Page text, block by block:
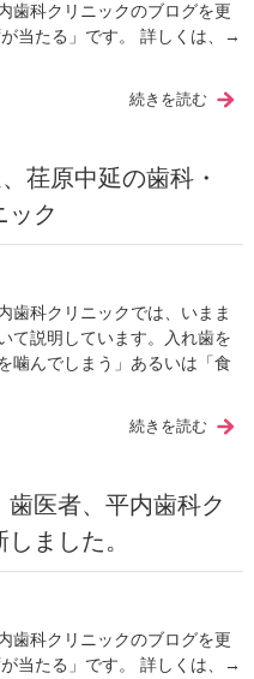
歯科クリニックのブログを更
当たる」です。 詳しくは、→
続きを読む
荏原中延の歯科・
ック
歯科クリニックでは、いまま
て説明しています。入れ歯を
噛んでしまう」あるいは「食
続きを読む
医者、平内歯科ク
ました。
歯科クリニックのブログを更
当たる」です。 詳しくは、→